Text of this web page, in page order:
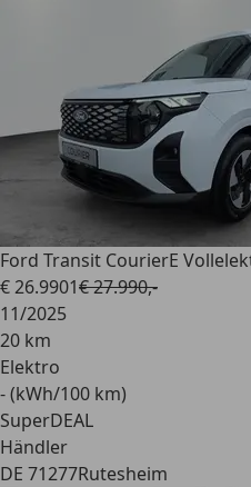
Ford Transit CourierE
€ 26.9901€ 27.990,-
11/2025
20 km
Elektro
- (kWh/100 km)
SuperDEAL
Händler
DE 71277Rutesheim